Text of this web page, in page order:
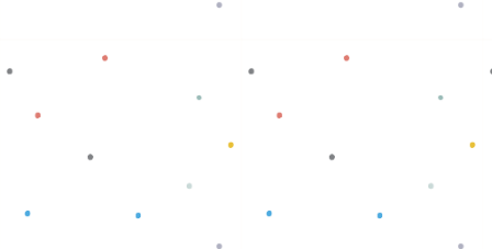
Baca selengkapnya